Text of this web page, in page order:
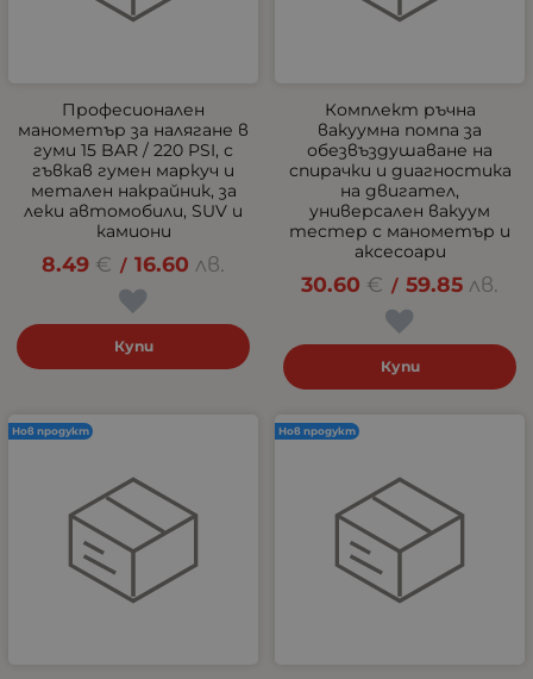
Професионален
манометър за налягане в
гуми 15 BAR / 220 PSI, с
гъвкав гумен маркуч и
метален накрайник, за
леки автомобили, SUV и
камиони
8.49 € / 16.60 лв.
Купи
Комплект ръчна
вакуумна помпа за
обезвъздушаване на
спирачки и диагностика
на двигател,
универсален вакуум
тестер с манометър и
аксесоари
30.60 € / 59.85 лв.
Купи
Нов продукт Нов продукт